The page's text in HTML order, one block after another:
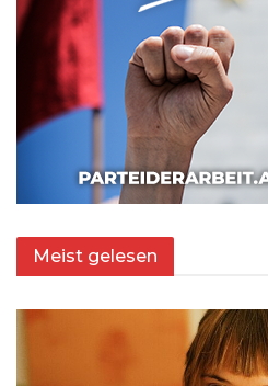
Meist gelesen